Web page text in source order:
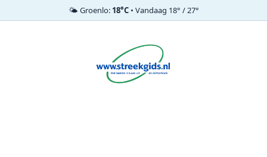
🌤️ Groenlo: 18°C• Vandaag 18° / 27°